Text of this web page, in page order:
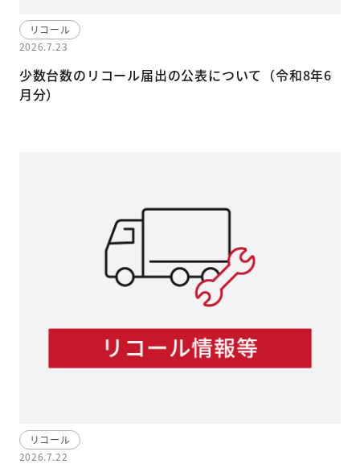
リコール
2026.7.23
少数台数のリコール届出の公表について（令和8年6
月分）
リコール
2026.7.22